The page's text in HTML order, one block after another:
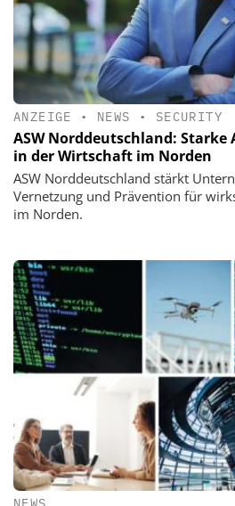
ANZEIGE • NEWS • SECURITY
ASW Norddeutschland:
in der Wirtschaft im Norden
ASW Norddeutschland stärkt
Vernetzung und Prävention für
im Norden.